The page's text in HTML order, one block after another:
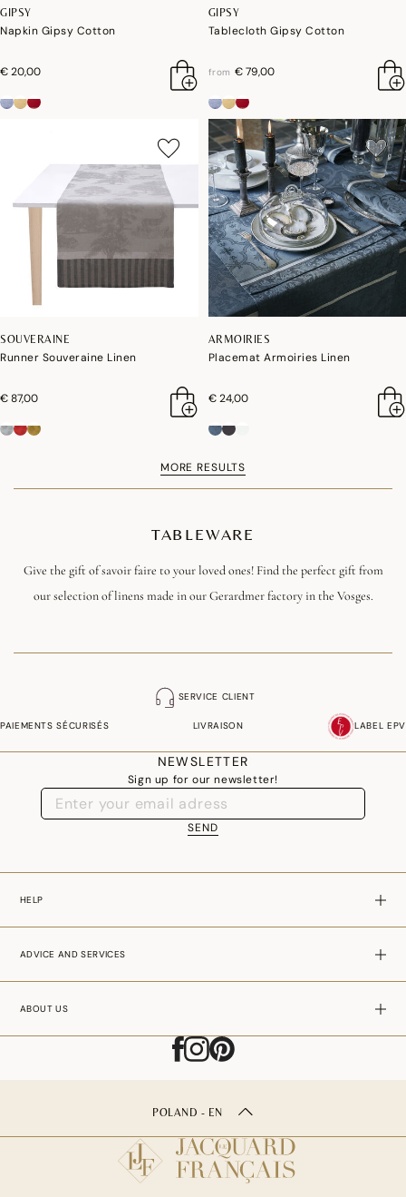
GIPSY
Napkin Gipsy Cotton
€ 20,00
GIPSY
Tablecloth Gipsy Cotton
from € 79,00
SOUVERAINE
Runner Souveraine Linen
€ 87,00
ARMOIRIES
Placemat Armoiries Linen
€ 24,00
MORE RESULTS
TABLEWARE
Give the gift of savoir faire to your loved ones! Find the perfect gift from
our selection of linens made in our Gerardmer factory in the Vosges.
SERVICE CLIENT
PAIEMENTS SÉCURISÉS LIVRAISON LABEL EPV
NEWSLETTER
Sign up for our newsletter!
SEND
HELP
ADVICE AND SERVICES
ABOUT US
POLAND - EN